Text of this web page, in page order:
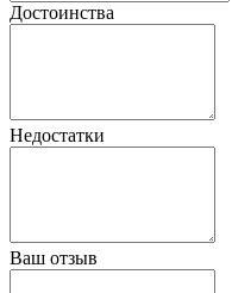
Достоинства
Недостатки
Ваш отзыв